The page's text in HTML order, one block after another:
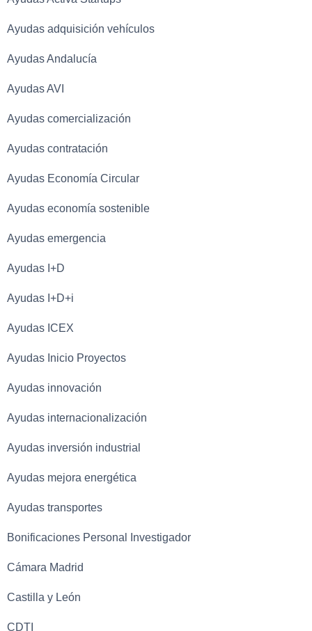
Ayudas adquisición vehículos
Ayudas Andalucía
Ayudas AVI
Ayudas comercialización
Ayudas contratación
Ayudas Economía Circular
Ayudas economía sostenible
Ayudas emergencia
Ayudas I+D
Ayudas I+D+i
Ayudas ICEX
Ayudas Inicio Proyectos
Ayudas innovación
Ayudas internacionalización
Ayudas inversión industrial
Ayudas mejora energética
Ayudas transportes
Bonificaciones Personal Investigador
Cámara Madrid
Castilla y León
CDTI